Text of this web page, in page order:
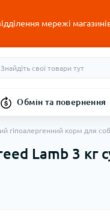
мережі
Обмін та повернення
гіпоалергенний корм для
Lamb 3 кг